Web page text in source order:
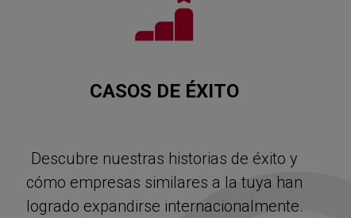
CASOS DE ÉXITO
Descubre nuestras historias de éxito y
cómo empresas similares a la tuya han
logrado expandirse internacionalmente.